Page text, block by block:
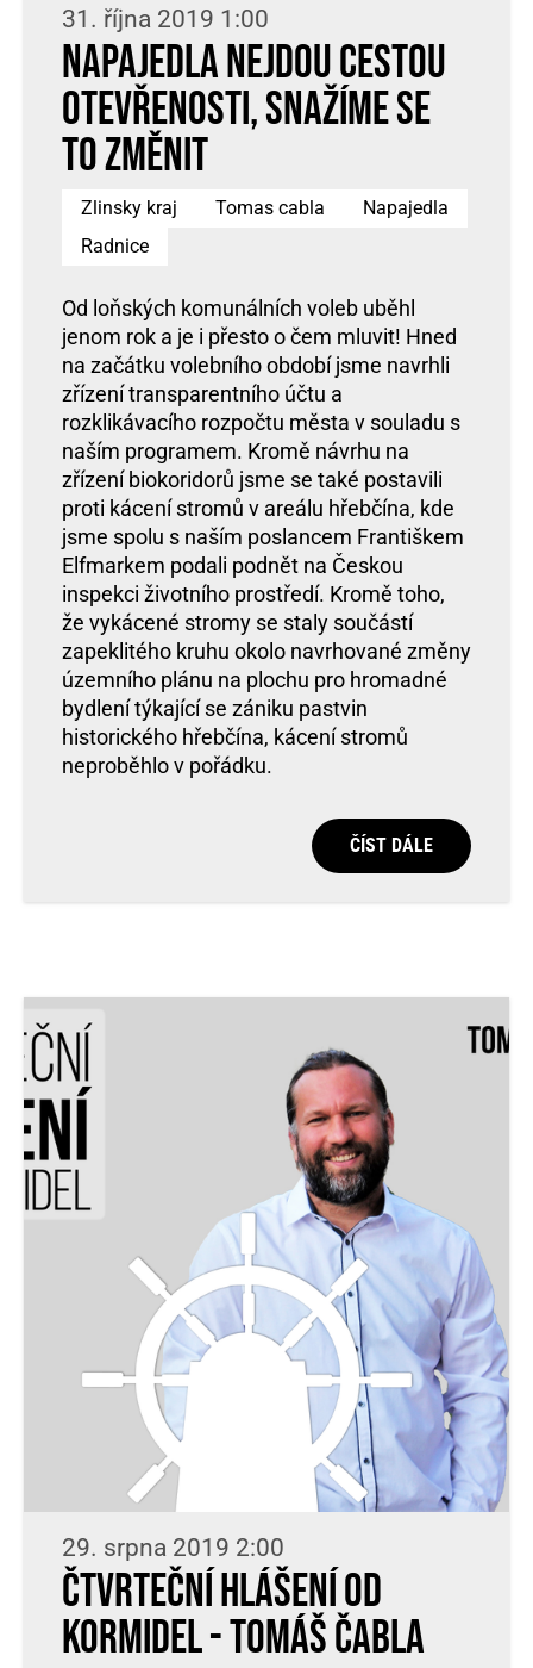
31. října 2019 1:00
Napajedla nejdou cestou
otevřenosti, snažíme se
to změnit
Zlinsky kraj Tomas cabla
Napajedla
Radnice
Od loňských komunálních voleb uběhl
jenom rok a je i přesto o čem mluvit! Hned
na začátku volebního období jsme navrhli
zřízení transparentního účtu a
rozklikávacího rozpočtu města v souladu s
naším programem. Kromě návrhu na
zřízení biokoridorů jsme se také postavili
proti kácení stromů v areálu hřebčína, kde
jsme spolu s naším poslancem Františkem
Elfmarkem podali podnět na Českou
inspekci životního prostředí. Kromě toho,
že vykácené stromy se staly součástí
zapeklitého kruhu okolo navrhované změny
územního plánu na plochu pro hromadné
bydlení týkající se zániku pastvin
historického hřebčína, kácení stromů
neproběhlo v pořádku.
ČÍST DÁLE
29. srpna 2019 2:00
Čtvrteční hlášení od
kormidel - Tomáš Čabla